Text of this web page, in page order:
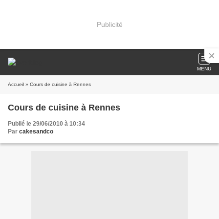
Publicité
MENU
Accueil » Cours de cuisine à Rennes
Cours de cuisine à Rennes
Publié le 29/06/2010 à 10:34
Par cakesandco